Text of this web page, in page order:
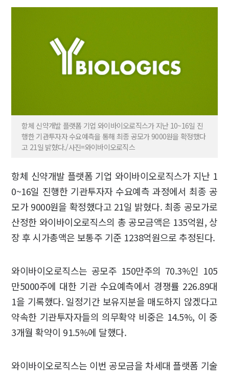
항체 신약개발 플랫폼 기업 와이바이오로직스가 지난 10~16일 진
행한 기관투자자 수요예측을 통해 최종 공모가 9000원을 확정했다
고 21일 밝혔다./사진=와이바이오로직스
항체 신약개발 플랫폼 기업 와이바이오로직스가 지난 1
0~16일 진행한 기관투자자 수요예측 과정에서 최종 공
모가 9000원을 확정했다고 21일 밝혔다. 최종 공모가로
산정한 와이바이오로직스의 총 공모금액은 135억원, 상
장 후 시가총액은 보통주 기준 1238억원으로 추정된다.
와이바이오로직스는 공모주 150만주의 70.3%인 105
만5000주에 대한 기관 수요예측에서 경쟁률 226.89대
1을 기록했다. 일정기간 보유지분을 매도하지 않겠다고
약속한 기관투자자들의 의무확약 비중은 14.5%, 이 중
3개월 확약이 91.5%에 달했다.
와이바이오로직스는 이번 공모금을 차세대 플랫폼 기술